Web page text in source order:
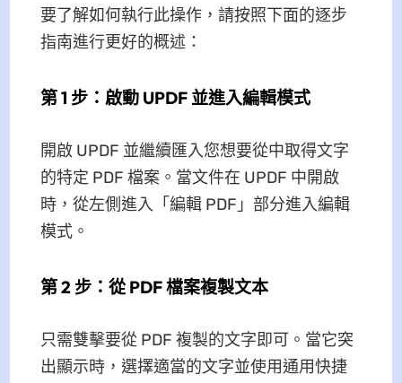
要了解如何執行此操作，請按照下面的逐步
指南進行更好的概述：
第 1 步：啟動 UPDF 並進入編輯模式
開啟 UPDF 並繼續匯入您想要從中取得文字
的特定 PDF 檔案。當文件在 UPDF 中開啟
時，從左側進入「編輯 PDF」部分進入編輯
模式。
第 2 步：從 PDF 檔案複製文本
只需雙擊要從 PDF 複製的文字即可。當它突
出顯示時，選擇適當的文字並使用通用快捷